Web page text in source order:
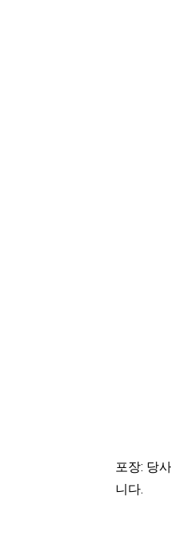
포장: 당
니다.